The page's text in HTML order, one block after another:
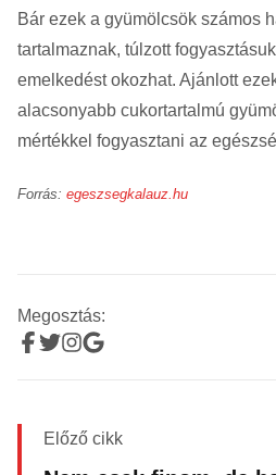
Bár ezek a gyümölcsök számos
tartalmaznak, túlzott
emelkedést okozhat. Ajánlott
alacsonyabb cukortartalmú
mértékkel fogyasztani az
Forrás: egeszsegkalauz.hu
Megosztás:
Előző cikk